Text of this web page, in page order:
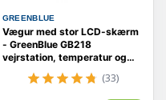
GREENBLUE
Vægur med stor LCD-skærm
- GreenBlue GB218
vejrstation, temperatur og
(33)